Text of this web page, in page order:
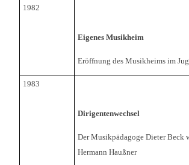
1982
Eigenes Musikheim
Eröffnung des Musikheims im
1983
Dirigentenwechsel
Der Musikpädagoge Dieter Beck
Hermann Haußner